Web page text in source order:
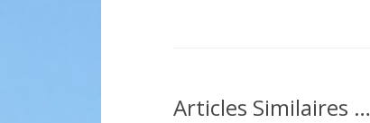
Articles Similaires …